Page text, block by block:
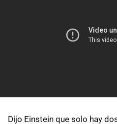
Dijo Einstein que solo hay